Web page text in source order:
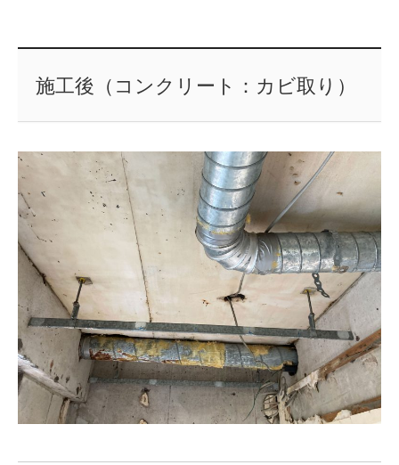
施工後（コンクリート：カビ取り）